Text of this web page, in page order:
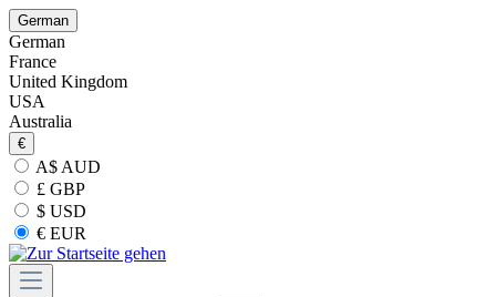
German
German
France
United Kingdom
USA
Australia
€
A$ AUD
£ GBP
$ USD
€ EUR